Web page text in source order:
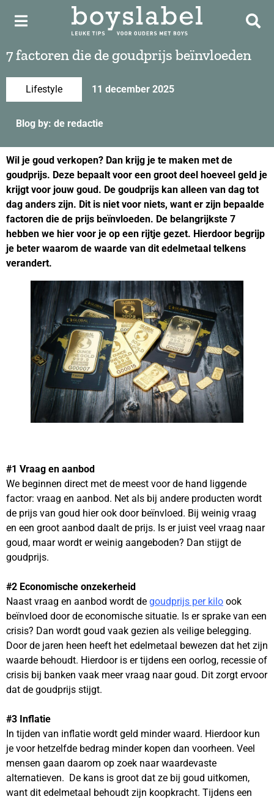
7 factoren die de goudprijs beïnvloeden
Lifestyle 11 december 2025
Blog by: de redactie
Wil je goud verkopen? Dan krijg je te maken met de
goudprijs. Deze bepaalt voor een groot deel hoeveel geld je
krijgt voor jouw goud. De goudprijs kan alleen van dag tot
dag anders zijn. Dit is niet voor niets, want er zijn bepaalde
factoren die de prijs beïnvloeden. De belangrijkste 7
hebben we hier voor je op een rijtje gezet. Hierdoor begrijp
je beter waarom de waarde van dit edelmetaal telkens
verandert.
#1 Vraag en aanbod
We beginnen direct met de meest voor de hand liggende
factor: vraag en aanbod. Net als bij andere producten wordt
de prijs van goud hier ook door beïnvloed. Bij weinig vraag
en een groot aanbod daalt de prijs. Is er juist veel vraag naar
goud, maar wordt er weinig aangeboden? Dan stijgt de
goudprijs.
#2 Economische onzekerheid
Naast vraag en aanbod wordt de goudprijs per kilo ook
beïnvloed door de economische situatie. Is er sprake van een
crisis? Dan wordt goud vaak gezien als veilige belegging.
Door de jaren heen heeft het edelmetaal bewezen dat het zijn
waarde behoudt. Hierdoor is er tijdens een oorlog, recessie of
crisis bij banken vaak meer vraag naar goud. Dit zorgt ervoor
dat de goudprijs stijgt.
#3 Inflatie
In tijden van inflatie wordt geld minder waard. Hierdoor kun
je voor hetzelfde bedrag minder kopen dan voorheen. Veel
mensen gaan daarom op zoek naar waardevaste
alternatieven. De kans is groot dat ze bij goud uitkomen,
want dit edelmetaal behoudt zijn koopkracht. Tijdens een